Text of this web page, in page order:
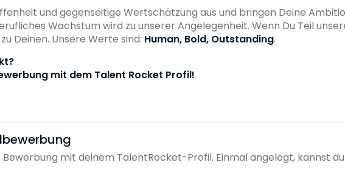
und gegenseitige Wertschätzung aus und bringen Deine
Wachstum wird zu unserer Angelegenheit. Wenn Du Teil
Deinen. Unsere Werte sind: Human, Bold, Outstanding.
mit dem Talent Rocket Profil!
mit deinem TalentRocket-Profil. Einmal angelegt, kannst